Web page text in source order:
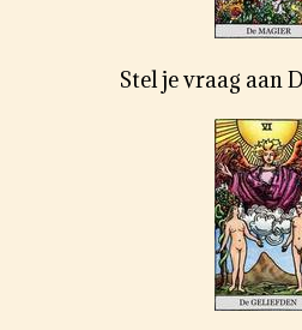
Stel je vraag aan